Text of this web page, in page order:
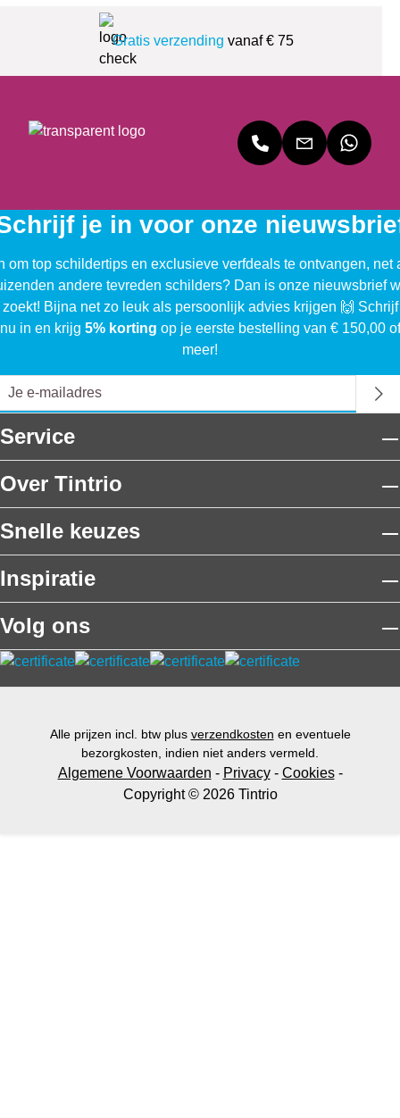
Gratis verzending vanaf € 75
je in voor onze
om top schildertips en exclusieve verfdeals te ontvangen, net
andere tevreden schilders? Dan is onze nieuwsbrief
Bijna net zo leuk als persoonlijk advies krijgen 🙌
nu in en krijg 5% korting op je eerste bestelling van € 150,00 of
meer!
Service
Over Tintrio
Snelle keuzes
Inspiratie
Volg ons
Alle prijzen incl. btw plus verzendkosten en eventuele
bezorgkosten, indien niet anders vermeld.
Algemene Voorwaarden - Privacy- Cookies-
Copyright © 2026 Tintrio